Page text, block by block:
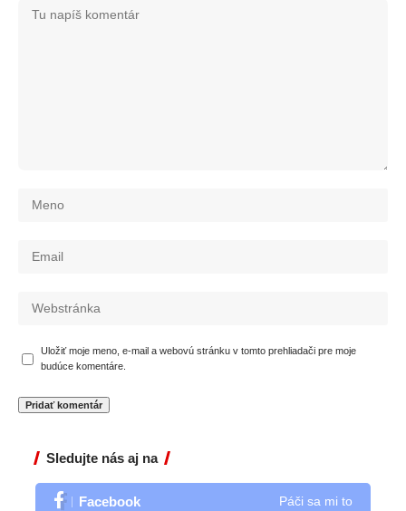
Uložiť moje meno, e-mail a webovú stránku v tomto prehliadači pre moje
budúce komentáre.
Sledujte nás aj na
Facebook Páči sa mi to